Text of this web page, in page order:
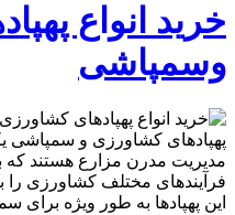
خرید انواع
وسمپاشی
پهپادهای کشاورزی و سمپاشی
مدیریت مدرن مزارع هستند که
فرآیندهای مختلف کشاورزی را
این پهپادها به طور ویژه